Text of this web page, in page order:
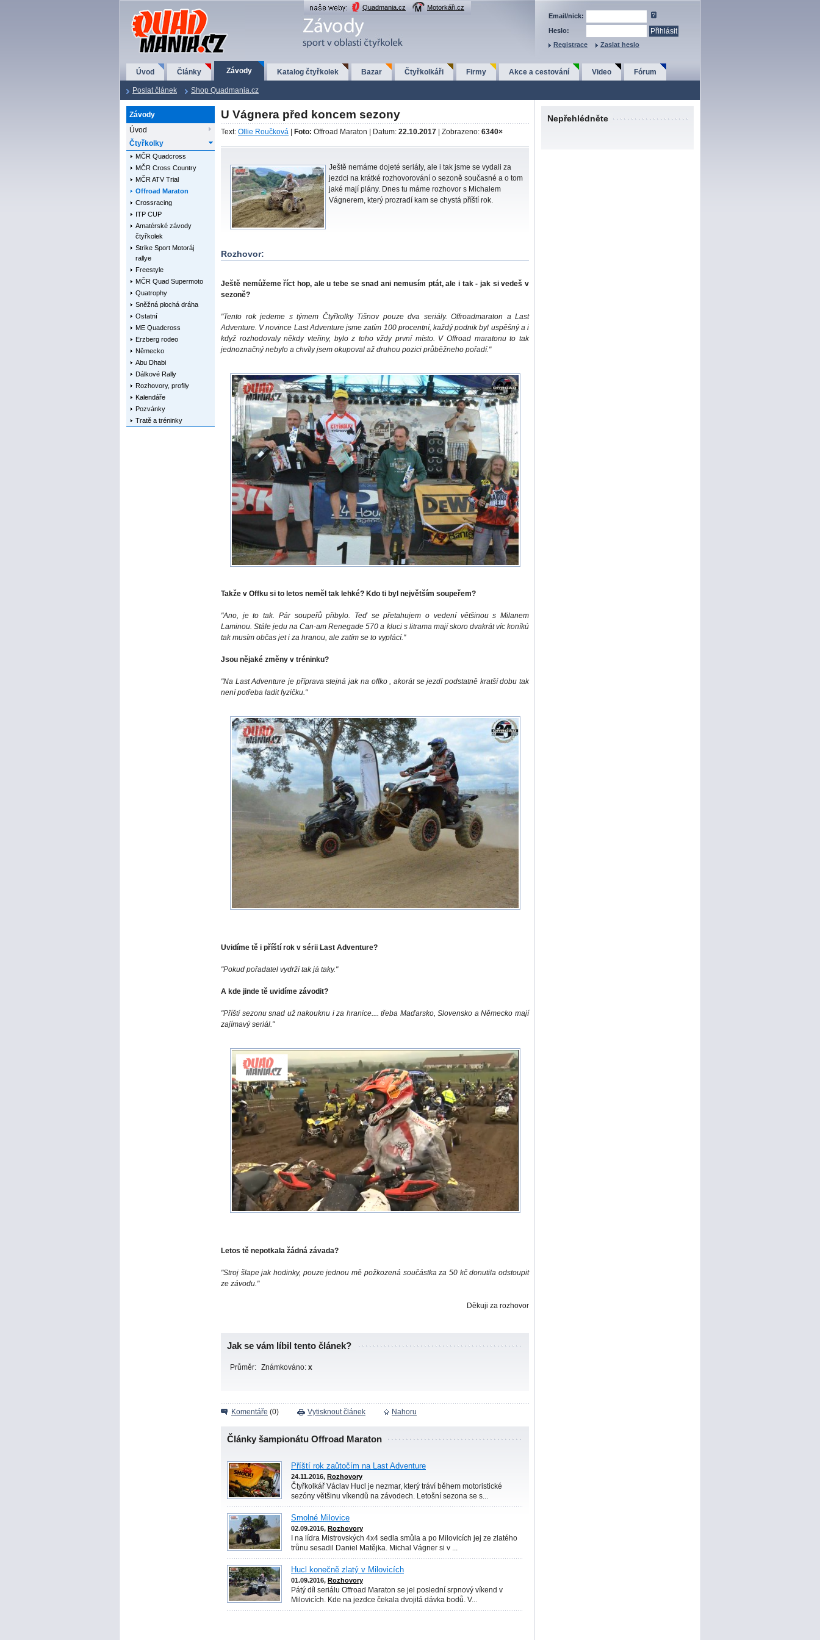
QuadMania.cz Quadmania.cz
Motorkáři.cz
Email/nick:
Heslo:
Registrace
Zaslat heslo
Úvod Články Závody Katalog čtyřkolek Bazar Čtyřkolkáři Firmy Akce a cestování Video Fórum
Poslat článek Shop Quadmania.cz
Závody
Úvod
Čtyřkolky
MČR Quadcross
MČR Cross Country
MČR ATV Trial
Offroad Maraton
Crossracing
ITP CUP
Amatérské závody
čtyřkolek
Strike Sport Motoráj
rallye
Freestyle
MČR Quad Supermoto
Quatrophy
Sněžná plochá dráha
Ostatní
ME Quadcross
Erzberg rodeo
Německo
Abu Dhabi
Dálkové Rally
Rozhovory, profily
Kalendáře
Pozvánky
Tratě a tréninky
U Vágnera před koncem sezony
Text: Ollie Roučková Foto: Offroad Maraton | Datum: 22.10.2017 | Zobrazeno: 6340×
Ještě nemáme dojeté seriály, ale i tak jsme se vydali za
jezdci na krátké rozhovorování o sezoně současné a o tom
jaké mají plány. Dnes tu máme rozhovor s Michalem
Vágnerem, který prozradí kam se chystá příští rok.
Rozhovor:
Ještě nemůžeme říct hop, ale u tebe se snad ani nemusím ptát, ale i tak - jak si vedeš v
sezoně?
"Tento rok jedeme s týmem Čtyřkolky Tišnov pouze dva seriály. Offroadmaraton a Last
Adventure. V novince Last Adventure jsme zatím 100 procentní, každý podnik byl uspěšný a i
když rozhodovaly někdy vteřiny, bylo z toho vždy první místo. V Offroad maratonu to tak
jednoznačný nebylo a chvíly jsem okupoval až druhou pozici průběžneho pořadí."
Takže v Offku si to letos neměl tak lehké? Kdo ti byl největším soupeřem?
"Ano, je to tak. Pár soupeřů přibylo. Teď se přetahujem o vedení většinou s Milanem
Laminou. Stále jedu na Can-am Renegade 570 a kluci s litrama mají skoro dvakrát víc koníkú
tak musím občas jet i za hranou, ale zatím se to vyplácí."
Jsou nějaké změny v tréninku?
"Na Last Adventure je příprava stejná jak na offko , akorát se jezdí podstatně kratší dobu tak
není potřeba ladit fyzičku."
Uvidíme tě i příští rok v sérii Last Adventure?
"Pokud pořadatel vydrží tak já taky."
A kde jinde tě uvidíme závodit?
"Příští sezonu snad už nakouknu i za hranice.... třeba Maďarsko, Slovensko a Německo mají
zajímavý seriál."
Letos tě nepotkala žádná závada?
"Stroj šlape jak hodinky, pouze jednou mě požkozená součástka za 50 kč donutila odstoupit
ze závodu."
Děkuji za rozhovor
Jak se vám líbil tento článek?
Průměr: Známkováno: x
Komentáře (0) Vytisknout článek Nahoru
Články šampionátu Offroad Maraton
Příští rok zaůtočím na Last Adventure
24.11.2016, Rozhovory
Čtyřkolkář Václav Hucl je nezmar, který tráví během motoristické
sezóny většinu víkendů na závodech. Letošní sezona se s...
Smolné Milovice
02.09.2016, Rozhovory
I na lídra Mistrovských 4x4 sedla smůla a po Milovicích jej ze zlatého
trůnu sesadil Daniel Matějka. Michal Vágner si v ...
Hucl konečně zlatý v Milovicích
01.09.2016, Rozhovory
Pátý díl seriálu Offroad Maraton se jel poslední srpnový víkend v
Milovicích. Kde na jezdce čekala dvojitá dávka bodů. V...
Nepřehlédněte